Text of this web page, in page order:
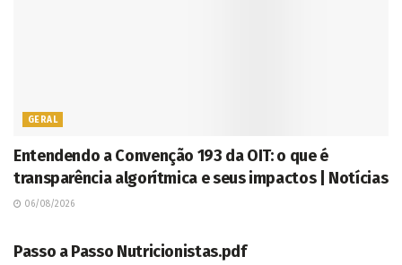
GERAL
Entendendo a Convenção 193 da OIT: o que é
transparência algorítmica e seus impactos | Notícias
06/08/2026
Passo a Passo Nutricionistas.pdf